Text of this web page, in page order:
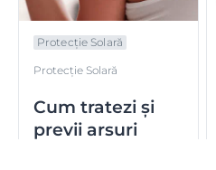
Protecție Solară
Protecție Solară
Cum tratezi și
previi arsuri